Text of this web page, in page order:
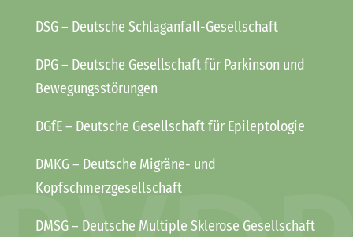
DSG– Deutsche Schlaganfall-Gesellschaft
DPG– Deutsche Gesellschaft für Parkinson und
Bewegungsstörungen
DGfE– Deutsche Gesellschaft für Epileptologie
DMKG– Deutsche Migräne- und
Kopfschmerzgesellschaft
DMSG– Deutsche Multiple Sklerose Gesellschaft